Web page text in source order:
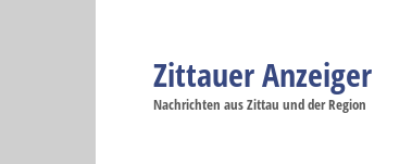
Zittauer Anzeiger
Nachrichten aus Zittau und der Region